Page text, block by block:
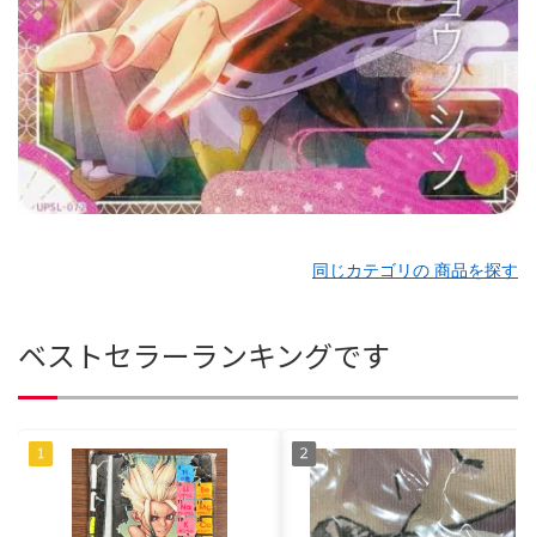
同じカテゴリの 商品を探す
ベストセラーランキングです